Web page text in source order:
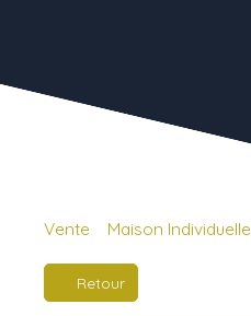
Vente Maison Individuelle
Retour